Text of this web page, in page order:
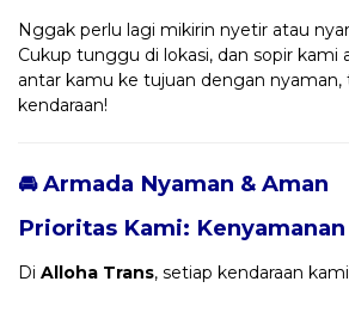
Nggak perlu lagi mikirin nyetir atau
Cukup tunggu di lokasi, dan sopir kami
antar kamu ke tujuan dengan nyaman,
kendaraan!
🚘 Armada Nyaman & Aman
Prioritas Kami:
Di Alloha Trans, setiap kendaraan